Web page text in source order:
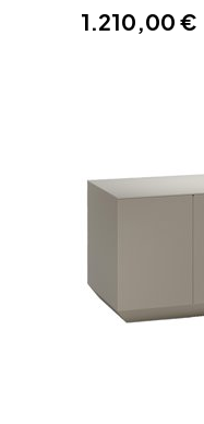
1.210,00 €